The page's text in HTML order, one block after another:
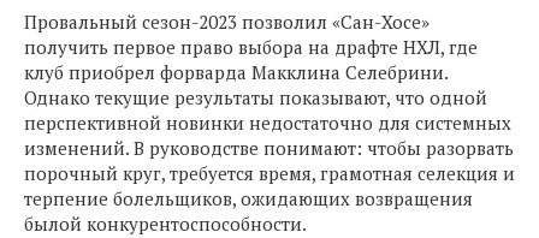
Провальный сезон-2023 позволил «Сан-Хосе»
получить первое право выбора на драфте НХЛ, где
клуб приобрел форварда Макклина Селебрини.
Однако текущие результаты показывают, что одной
перспективной новинки недостаточно для системных
изменений. В руководстве понимают: чтобы разорвать
порочный круг, требуется время, грамотная селекция и
терпение болельщиков, ожидающих возвращения
былой конкурентоспособности.